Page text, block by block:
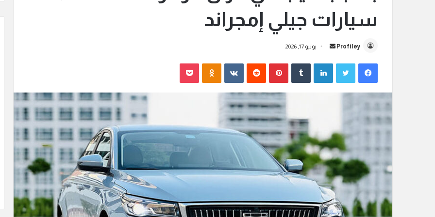
سيارات جيلي إمجراند
Profiley
س
ل
ا
إ
ل
ك
ت
و
يونيو 17, 2026
فيسبوك لينكدإن بينتيريست ‏VKontakte